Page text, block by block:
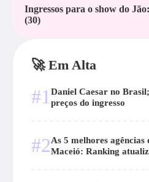
Ingressos para o show do
(30)
🚀 Em Alta
#1 Daniel Caesar no
preços do ingresso
#2As 5 melhores agências
Maceió: Ranking